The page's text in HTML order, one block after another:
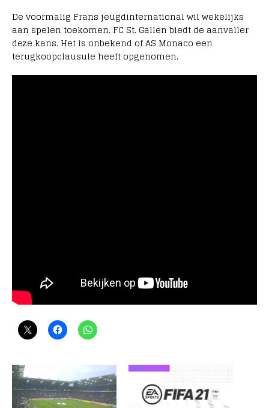
De voormalig Frans jeugdinternational wil wekelijks
aan spelen toekomen. FC St. Gallen biedt de aanvaller
deze kans. Het is onbekend of AS Monaco een
terugkoopclausule heeft opgenomen.